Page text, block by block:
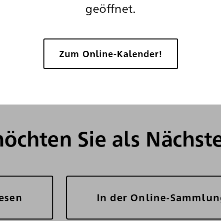
Luises angesteckt, können junge
gehen und selbst die vielen
detektivischem Spürsinn erforschen.
das 18. Jahrhundert und das
Sie als
In der Online-
geöffnet.
Zum Online-Kalender!